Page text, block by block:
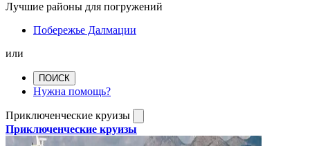
Лучшие районы для погружений
Побережье Далмации
или
ПОИСК
Нужна помощь?
Приключенческие круизы
Приключенческие круизы